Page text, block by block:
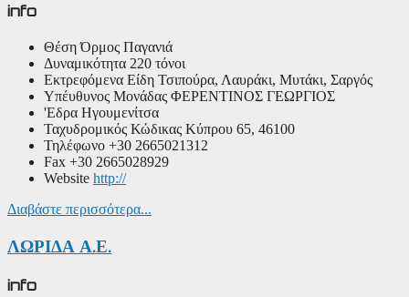
info
Θέση Όρμος Παγανιά
Δυναμικότητα 220 τόνοι
Εκτρεφόμενα Είδη Τσιπούρα, Λαυράκι, Μυτάκι, Σαργός
Υπέυθυνος Μονάδας ΦΕΡΕΝΤΙΝΟΣ ΓΕΩΡΓΙΟΣ
'Εδρα Ηγουμενίτσα
Ταχυδρομικός Κώδικας Κύπρου 65, 46100
Τηλέφωνο +30 2665021312
Fax +30 2665028929
Website http://
Διαβάστε περισσότερα...
ΛΩΡΙΔΑ Α.Ε.
info